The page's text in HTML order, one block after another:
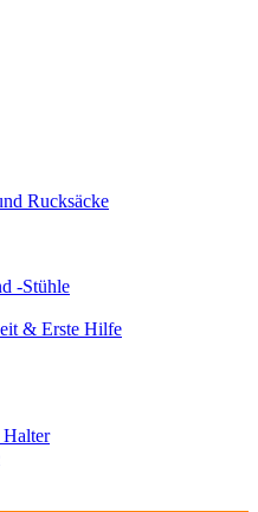
Rucksäcke
-Stühle
& Erste Hilfe
Halter